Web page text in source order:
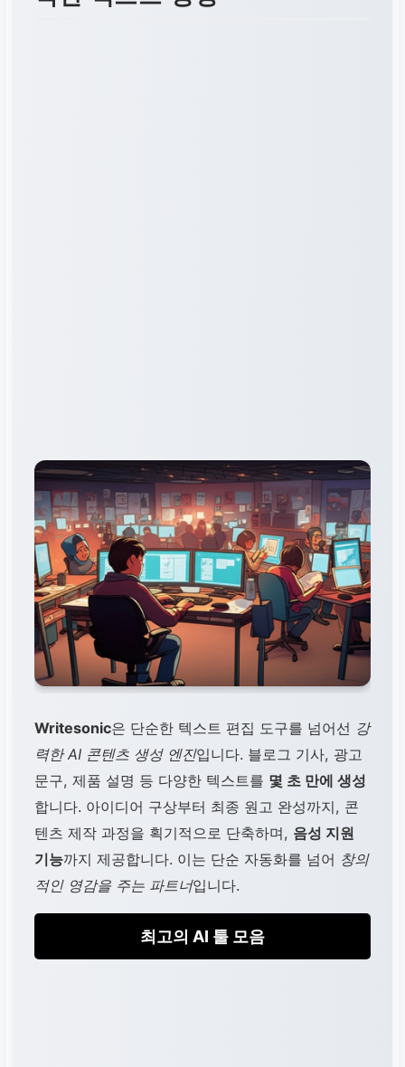
Writesonic은 단순한 텍스트 편집 도구를 넘어선 강
력한 AI 콘텐츠 생성 엔진입니다. 블로그 기사, 광고
문구, 제품 설명 등 다양한 텍스트를 몇 초 만에 생성
합니다. 아이디어 구상부터 최종 원고 완성까지, 콘
텐츠 제작 과정을 획기적으로 단축하며, 음성 지원
기능까지 제공합니다. 이는 단순 자동화를 넘어 창의
적인 영감을 주는 파트너입니다.
최고의 AI 툴 모음